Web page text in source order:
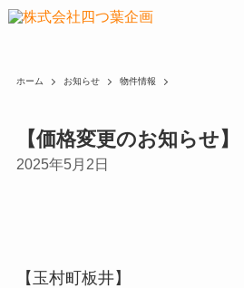
ホーム お知らせ 物件情報
【価格変更のお知らせ】
2025年5月2日
【玉村町板井】